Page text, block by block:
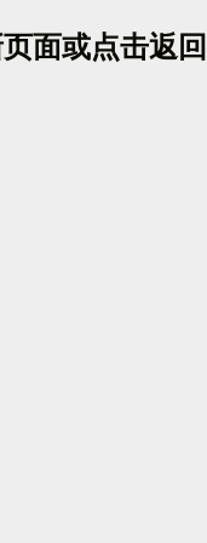
页面或点击返 回